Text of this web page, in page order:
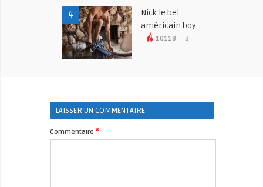
4
Nick le bel
américain boy
10118 3
LAISSER UN COMMENTAIRE
Commentaire *